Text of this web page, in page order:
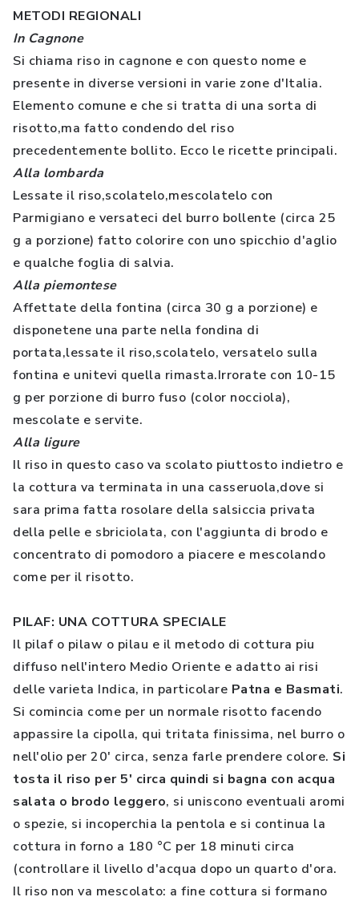
METODI REGIONALI
In Cagnone
Si chiama riso in cagnone e con questo nome e
presente in diverse versioni in varie zone d'Italia.
Elemento comune e che si tratta di una sorta di
risotto,ma fatto condendo del riso
precedentemente bollito. Ecco le ricette principali.
Alla lombarda
Lessate il riso,scolatelo,mescolatelo con
Parmigiano e versateci del burro bollente (circa 25
g a porzione) fatto colorire con uno spicchio d'aglio
e qualche foglia di salvia.
Alla piemontese
Affettate della fontina (circa 30 g a porzione) e
disponetene una parte nella fondina di
portata,lessate il riso,scolatelo, versatelo sulla
fontina e unitevi quella rimasta.Irrorate con 10-15
g per porzione di burro fuso (color nocciola),
mescolate e servite.
Alla ligure
Il riso in questo caso va scolato piuttosto indietro e
la cottura va terminata in una casseruola,dove si
sara prima fatta rosolare della salsiccia privata
della pelle e sbriciolata, con l'aggiunta di brodo e
concentrato di pomodoro a piacere e mescolando
come per il risotto.
PILAF: UNA COTTURA SPECIALE
Il pilaf o pilaw o pilau e il metodo di cottura piu
diffuso nell'intero Medio Oriente e adatto ai risi
delle varieta Indica, in particolare Patna e Basmati.
Si comincia come per un normale risotto facendo
appassire la cipolla, qui tritata finissima, nel burro o
nell'olio per 20' circa, senza farle prendere colore. Si
tosta il riso per 5' circa quindi si bagna con acqua
salata o brodo leggero, si uniscono eventuali aromi
o spezie, si incoperchia la pentola e si continua la
cottura in forno a 180 °C per 18 minuti circa
(controllare il livello d'acqua dopo un quarto d'ora.
Il riso non va mescolato: a fine cottura si formano